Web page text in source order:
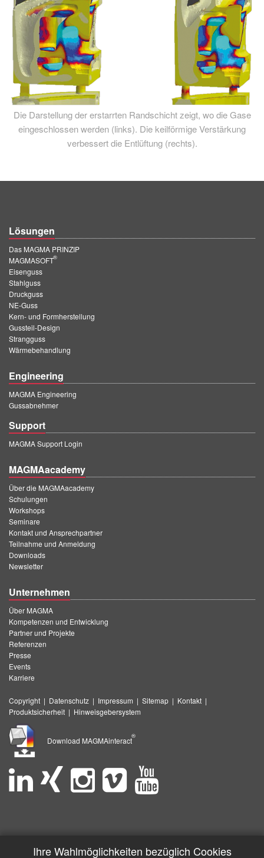
MAGMA Korea
EN
KO
Die Darstellung der erstarrten Randschicht zeigt, wo die Gase
eingeschlossen werden (links). Die keilförmige Verstärkung
verbessert die Entlüftung (rechts).
Lösungen
Das MAGMA PRINZIP
MAGMASOFT
®
Eisenguss
Stahlguss
Druckguss
NE-Guss
Kern- und Formherstellung
Gussteil-Design
Strangguss
Wärmebehandlung
Engineering
MAGMA Engineering
Gussabnehmer
Support
MAGMA Support Login
MAGMAacademy
Über die MAGMAacademy
Schulungen
Workshops
Seminare
Kontakt und Ansprechpartner
Teilnahme und Anmeldung
Downloads
Newsletter
Unternehmen
Über MAGMA
Kompetenzen und Entwicklung
Partner und Projekte
Referenzen
Presse
Events
Karriere
Copyright | Datenschutz | Impressum | Sitemap | Kontakt |
Produktsicherheit | Hinweisgebersystem
Download MAGMAinteract
®
Ihre Wahlmöglichkeiten bezüglich Cookies